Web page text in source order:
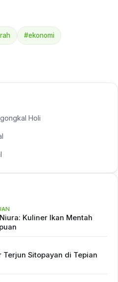
#ekonomi
Holi
Kuliner Ikan Mentah
Sitopayan di Tepian